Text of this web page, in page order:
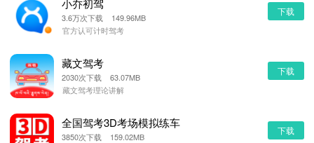
小乔初驾
3.6万次下载 149.96MB
官方认可计时驾考
下载
藏文驾考
2030次下载 63.07MB
藏文驾考理论讲解
下载
全国驾考3D考场模拟练车
3850次下载 159.02MB
下载